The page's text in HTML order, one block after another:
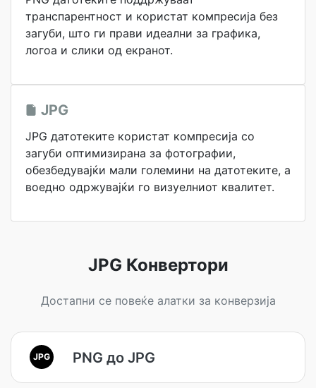
транспарентност и користат компресија без
загуби, што ги прави идеални за графика,
логоа и слики од екранот.
JPG
JPG датотеките користат компресија со
загуби оптимизирана за фотографии,
обезбедувајќи мали големини на датотеките, а
воедно одржувајќи го визуелниот квалитет.
JPG Конвертори
Достапни се повеќе алатки за конверзија
JPG PNG до JPG